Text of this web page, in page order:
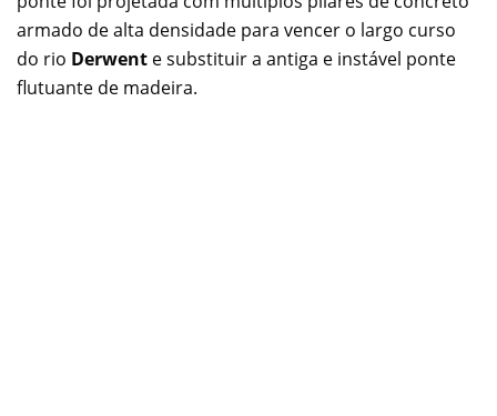
armado de alta densidade para vencer o largo curso
do rio Derwent e substituir a antiga e instável ponte
flutuante de madeira.